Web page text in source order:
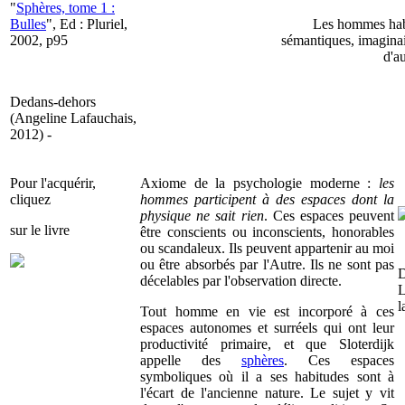
"Sphères, tome 1 :
Bulles", Ed : Pluriel,
2002, p95
Dedans-dehors
(Angeline Lafauchais,
2012) -
Les hommes
sémantiques,
Pour l'acquérir,
cliquez
sur le livre
Axiome de la psychologie moderne : les
hommes participent à des espaces dont la
physique ne sait rien. Ces espaces peuvent
être conscients ou inconscients, honorables
ou scandaleux. Ils peuvent appartenir au moi
ou être absorbés par l'Autre. Ils ne sont pas
décelables par l'observation directe.
Tout homme en vie est incorporé à ces
espaces autonomes et surréels qui ont leur
productivité primaire, et que Sloterdijk
appelle des sphères. Ces espaces
symboliques où il a ses habitudes sont à
l'écart de l'ancienne nature. Le sujet y vit